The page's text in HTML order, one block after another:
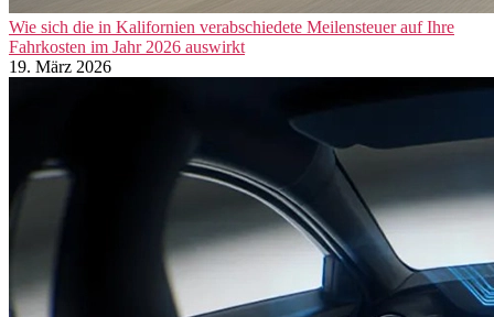
Wie sich die in Kalifornien verabschiedete Meilensteuer auf Ihre
Fahrkosten im Jahr 2026 auswirkt
19. März 2026